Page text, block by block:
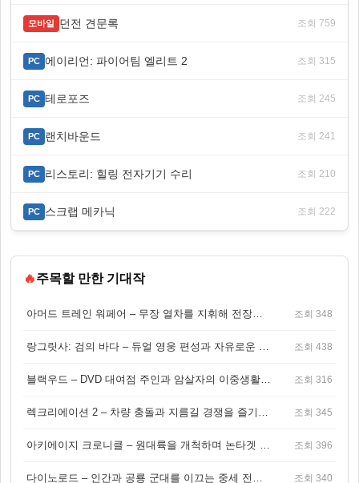
모바일 던전 견문록 조회 759
PC 에이리언: 파이어팀 엘리트 2 조회 315
PC 테로포즈 조회 245
PC 랜치바운드 조회 241
PC 리스토리: 힐링 전자기기 수리 조회 210
PC 스크랩 메카닉 조회 222
🔥주목할 만한 기대작
아머드 트레인 워페어 – 무장 열차를 지휘해 전장을 돌파하는 생존 전투 게임 조회 348
랑그릿사: 검의 바다 – 듀얼 영웅 편성과 자유로운 탐험을 결합한 판타지 전략 RPG 조회 438
블랙우드 – DVD 대여점 주인과 암살자의 이중생활을 그린 3인칭 액션 스릴러 게임 조회 316
렉크리에이션 2 – 차량 충돌과 지름길 경쟁을 즐기는 오픈월드 아케이드 레이싱 게임 조회 345
아키에이지 크로니클 – 원대륙을 개척하며 논타겟 전투를 즐기는 오픈월드 MMORPG 조회 396
다이노로드 – 인간과 공룡 군대를 이끄는 중세 전략 액션 RPG 조회 340